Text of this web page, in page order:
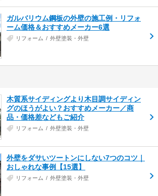
ガルバリウム鋼板の外壁の施工例・リフォ
ーム価格＆おすすめメーカー6選
リフォーム 外壁塗装・外壁
木質系サイディングより木目調サイディン
グのほうがよい？おすすめメーカー／商
品・価格差などもご紹介
リフォーム 外壁塗装・外壁
外壁をダサいツートンにしない7つのコツ｜
おしゃれな事例【15選】
リフォーム 外壁塗装・外壁